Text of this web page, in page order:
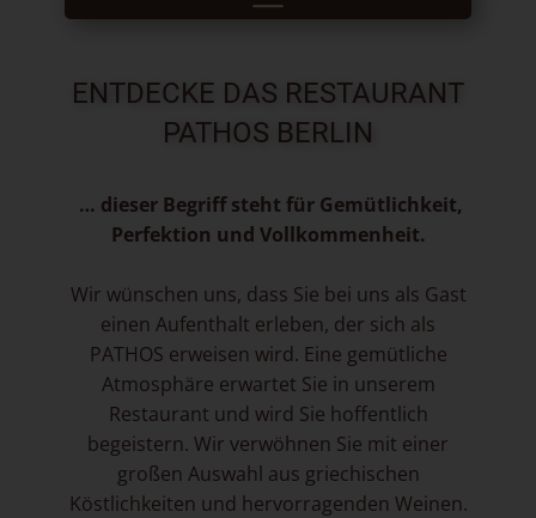
ENTDECKE DAS RESTAURANT
PATHOS BERLIN
… dieser Begriff steht für Gemütlichkeit,
Perfektion und Vollkommenheit.
Wir wünschen uns, dass Sie bei uns als Gast
einen Aufenthalt erleben, der sich als
PATHOS erweisen wird. Eine gemütliche
Atmosphäre erwartet Sie in unserem
Restaurant und wird Sie hoffentlich
begeistern. Wir verwöhnen Sie mit einer
großen Auswahl aus griechischen
Köstlichkeiten und hervorragenden Weinen.